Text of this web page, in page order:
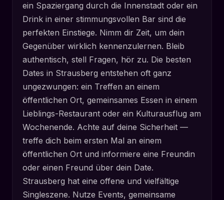
ein Spaziergang durch die Innenstadt oder ein
Drink in einer stimmungsvollen Bar sind die
perfekten Einstiege. Nimm dir Zeit, um dein
Gegenüber wirklich kennenzulernen. Bleib
authentisch, stell Fragen, hör zu. Die besten
Dates in Strausberg entstehen oft ganz
ungezwungen: ein Treffen an einem
öffentlichen Ort, gemeinsames Essen in einem
Lieblings-Restaurant oder ein Kulturausflug am
Wochenende. Achte auf deine Sicherheit —
treffe dich beim ersten Mal an einem
öffentlichen Ort und informiere eine Freundin
oder einen Freund über dein Date.
Strausberg hat eine offene und vielfältige
Singleszene. Nutze Events, gemeinsame